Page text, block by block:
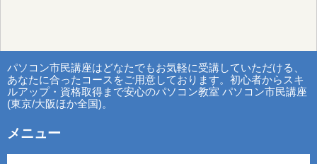
パソコン市民講座はどなたでもお気軽に受講していただける、
あなたに合ったコースをご用意しております。初心者からスキ
ルアップ・資格取得まで安心のパソコン教室 パソコン市民講座
(東京/大阪ほか全国)。
メニュー